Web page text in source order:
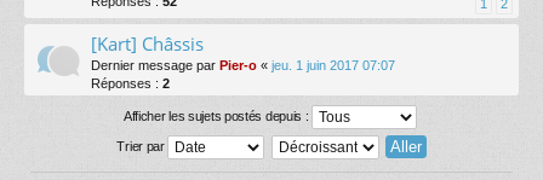
1 2
[Kart] Châssis
Dernier message par Pier-o « jeu. 1 juin 2017 07:07
Réponses : 2
Afficher les sujets postés depuis :
Trier par